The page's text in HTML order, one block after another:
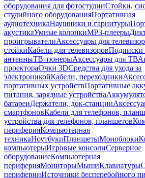
оборудования для фотостудииСтойки,
студийного оборудованияПортативная
аудиотехникаНаушники и гарнитуры
акустикаУмные колонкиMP3-плееры
проигрывателиАксессуары для
стойкиКабели для телевизоровПодписки
антенныТВ-тюнерыАксессуары для ТВ
проектораОчки 3DСредства для ухода за
электроникойКабели, переходники
портативных устройствПортативные
питания, зарядные устройства
батареиДержатели, док-станции
смартфоновКабели для телефонов,
устройства для телефонов, планшетов
периферияКомпьютерная
техникаНоутбукиПланшетыМоноблоки
компьютерыИгровые консолиСерверное
оборудованиеКомпьютерная
периферияМониторыМышиКлавиатуры
периферииИсточники бесперебойного